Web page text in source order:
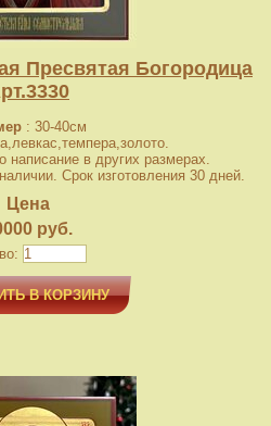
Пресвятая Богородица
: 30-40см
написание в других размерах.
Срок изготовления 30 дней.
Цена
руб.
В КОРЗИНУ